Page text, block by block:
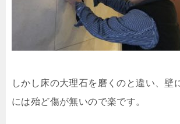
しかし床の大理石を磨くのと違い、壁
には殆ど傷が無いので楽です。